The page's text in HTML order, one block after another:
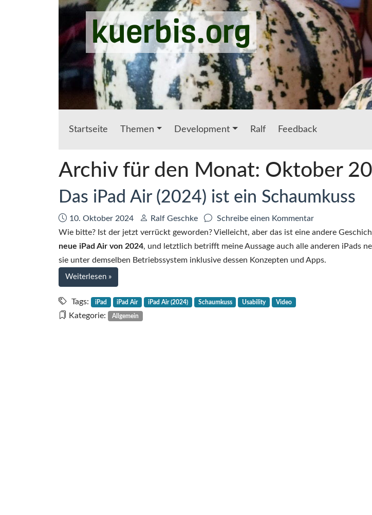
Zum Hauptinhalt springenkuerbis.org
Startseite Themen Development Ralf Feedback
Archiv für den Monat: Oktober
Das iPad Air (2024) ist ein Schaumkuss
Datum:
10. Oktober 2024 Autor:
Ralf Geschke Schreibe einen Kommentarzu
Das
iPad
Air
Wie bitte? Ist der jetzt verrückt geworden? Vielleicht, aber das ist eine andere
neue iPad Air von 2024, und letztlich betrifft meine Aussage auch alle anderen iPads
sie unter demselben Betriebssystem inklusive dessen Konzepten und Apps.
Weiterlesen bei
Das
iPad
Air
»
Tags: iPad iPad Air iPad Air (2024) Schaumkuss Usability Video
Kategorie: Allgemein